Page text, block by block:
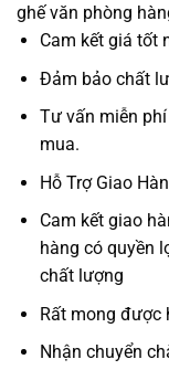
ghế văn phòng
Cam kết giá tốt
Đảm bảo chất
Tư vấn miễn
mua.
Hỗ Trợ Giao
Cam kết giao
hàng có quyền
chất lượng
Rất mong được
Nhận chuyển